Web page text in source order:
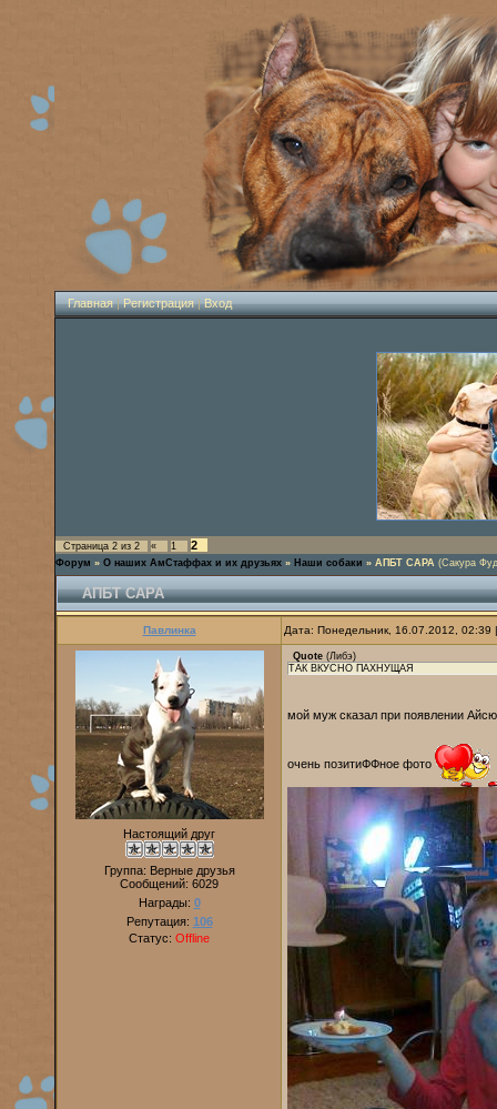
Главная|Регистрация|Вход
Страница 2 из 2 « 1 2
Форум » О наших АмСтаффах и их друзьях » Наши собаки » АПБТ САРА (Сакура
АПБТ САРА
Павлинка Дата: Понедельник, 16.07.2012,
Настоящий друг
Группа: Верные друзья
Сообщений: 6029
Награды: 0
Репутация: 106
Статус: Offline
Quote (Либэ)
ТАК ВКУСНО ПАХНУЩАЯ
мой муж сказал при появлении
очень позитиФФное фото